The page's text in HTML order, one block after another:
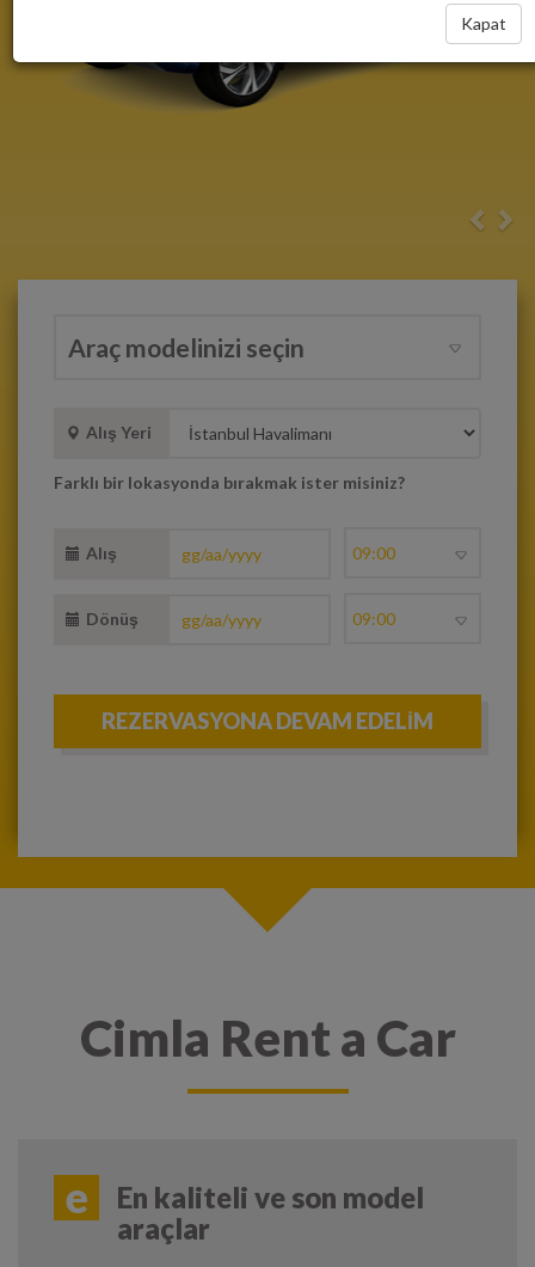
Alış Yeri
Farklı bir lokasyonda bırakmak ister misiniz?
Alış
Dönüş
Cimla Rent a Car
e
En kaliteli ve son model
araçlar
Kapat